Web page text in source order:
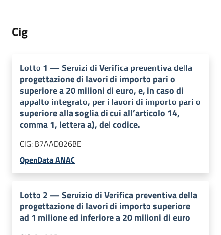
Cig
Lotto 1 —Servizi di Verifica preventiva della
progettazione di lavori di importo pari o
superiore a 20 milioni di euro, e, in caso di
appalto integrato, per i lavori di importo pari o
superiore alla soglia di cui all’articolo 14,
comma 1, lettera a), del codice.
CIG: B7AAD826BE
OpenData ANAC
Lotto 2 —Servizio di Verifica preventiva della
progettazione di lavori di importo superiore
ad 1 milione ed inferiore a 20 milioni di euro